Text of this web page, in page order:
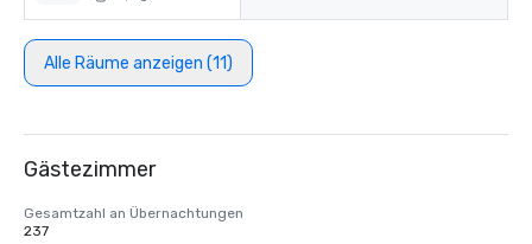
Alle Räume anzeigen (11)
Gästezimmer
Gesamtzahl an Übernachtungen
237